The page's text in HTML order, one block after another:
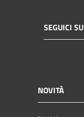
SEGUICI SU
NOVITÀ